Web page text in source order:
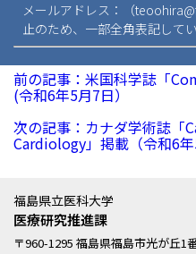
メールアドレス：（
止のため、一部全角表記してい
前の記事：米国科学誌「
(令和6年5月7日）
次の記事：カナダ学術誌「
Cardiology」掲載（令和6年
福島県立医科大学
医療研究推進課
〒960-1295 福島県福島市光が丘1